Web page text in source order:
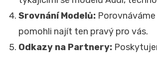
Srovnání Modelů:
pomohli najít ten pravý pro vás.
Odkazy na Partnery: